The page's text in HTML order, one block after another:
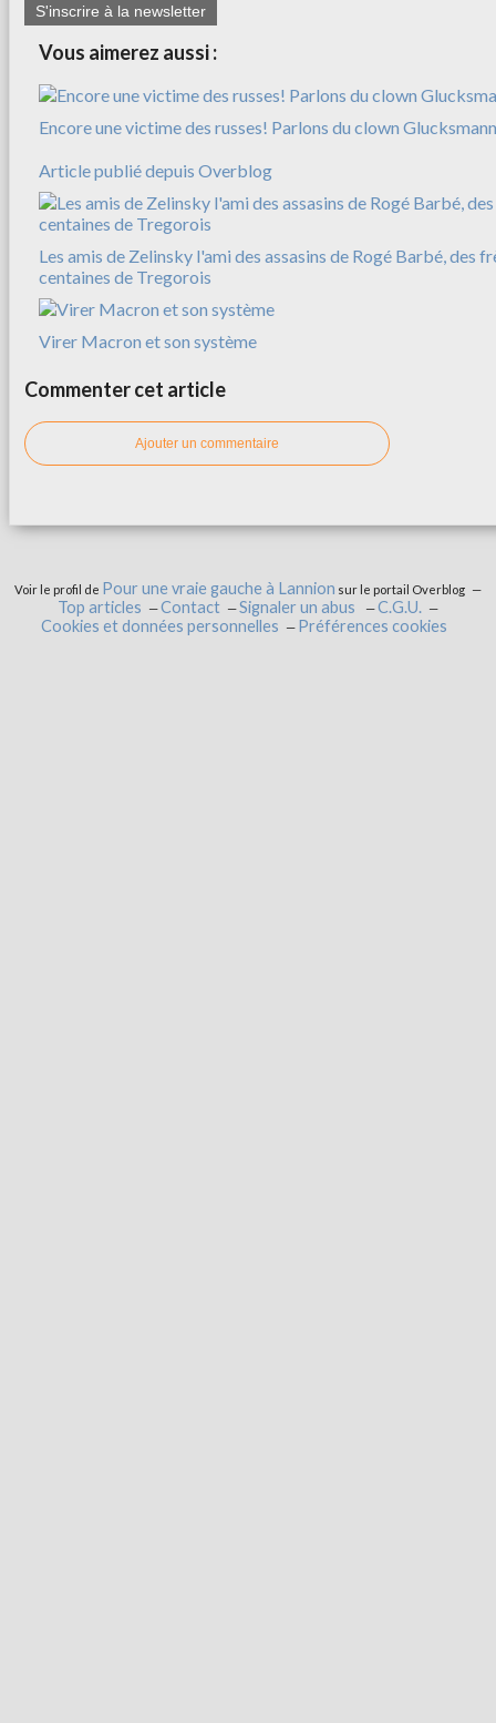
S'inscrire à la newsletter
Vous aimerez aussi :
Encore une victime des russes! Parlons du clown Glucksmann
Article publié depuis Overblog
Les amis de Zelinsky l'ami des assasins de Rogé Barbé, des
centaines de Tregorois
Virer Macron et son système
Commenter cet article
Ajouter un commentaire
Voir le profil de Pour une vraie gauche à Lannion sur le portail Overblog
Top articles Contact Signaler un abus
C.G.U.
Cookies et données personnelles
Préférences cookies